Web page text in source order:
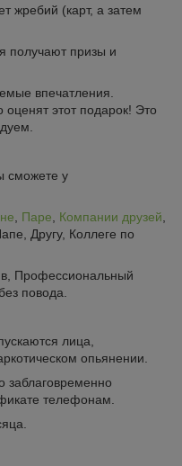
жребий (карт, а затем
получают призы и
впечатления.
этот подарок! Это
сможете у
Паре Компании друзей
Другу, Коллеге по
Профессиональный
повода.
лица,
опьянении.
заблаговременно
телефонам.